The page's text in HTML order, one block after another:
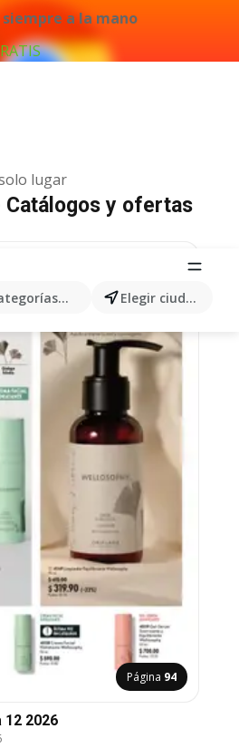
a la mano
lugar
productos... Elegir ciudad
Catálogos y ofertas
Página 94
12 2026